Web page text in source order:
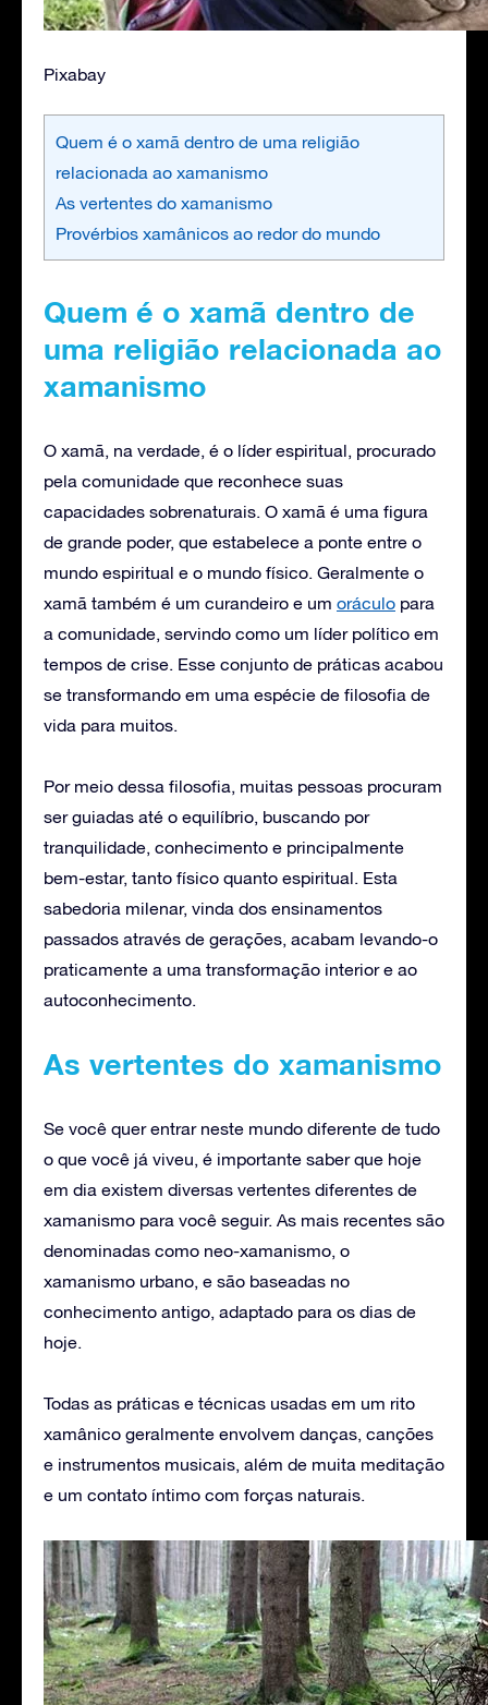
Pixabay
Quem é o xamã dentro de uma religião
relacionada ao xamanismo
As vertentes do xamanismo
Provérbios xamânicos ao redor do mundo
Quem é o xamã dentro de
uma religião relacionada ao
xamanismo
O xamã, na verdade, é o líder espiritual, procurado
pela comunidade que reconhece suas
capacidades sobrenaturais. O xamã é uma figura
de grande poder, que estabelece a ponte entre o
mundo espiritual e o mundo físico. Geralmente o
xamã também é um curandeiro e um oráculo para
a comunidade, servindo como um líder político em
tempos de crise. Esse conjunto de práticas acabou
se transformando em uma espécie de filosofia de
vida para muitos.
Por meio dessa filosofia, muitas pessoas procuram
ser guiadas até o equilíbrio, buscando por
tranquilidade, conhecimento e principalmente
bem-estar, tanto físico quanto espiritual. Esta
sabedoria milenar, vinda dos ensinamentos
passados através de gerações, acabam levando-o
praticamente a uma transformação interior e ao
autoconhecimento.
As vertentes do xamanismo
Se você quer entrar neste mundo diferente de tudo
o que você já viveu, é importante saber que hoje
em dia existem diversas vertentes diferentes de
xamanismo para você seguir. As mais recentes são
denominadas como neo-xamanismo, o
xamanismo urbano, e são baseadas no
conhecimento antigo, adaptado para os dias de
hoje.
Todas as práticas e técnicas usadas em um rito
xamânico geralmente envolvem danças, canções
e instrumentos musicais, além de muita meditação
e um contato íntimo com forças naturais.